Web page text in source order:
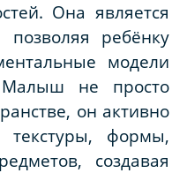
Она является
позволяя ребёнку
модели
не просто
он активно
текстуры, формы,
создавая